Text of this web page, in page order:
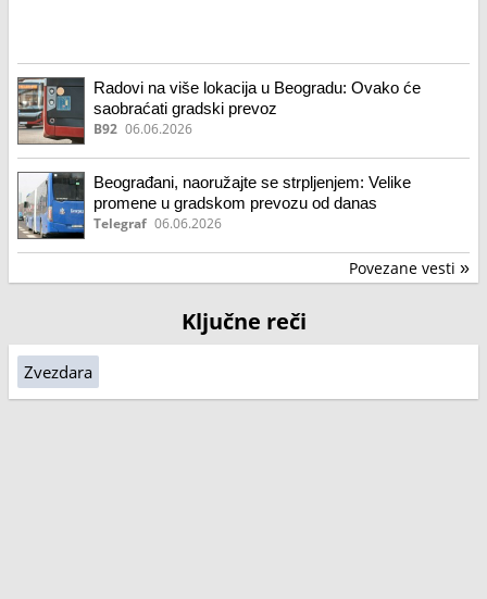
Radovi na više lokacija u Beogradu: Ovako će
saobraćati gradski prevoz
B92 06.06.2026
Beograđani, naoružajte se strpljenjem: Velike
promene u gradskom prevozu od danas
Telegraf 06.06.2026
Povezane vesti »
Ključne reči
Zvezdara